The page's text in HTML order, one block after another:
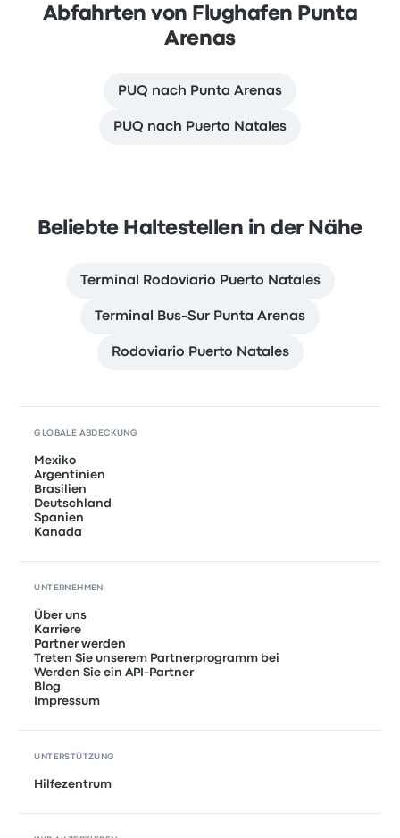
Abfahrten von Flughafen Punta
Arenas
PUQ nach Punta Arenas
PUQ nach Puerto Natales
Beliebte Haltestellen in der Nähe
Terminal Rodoviario Puerto Natales
Terminal Bus-Sur Punta Arenas
Rodoviario Puerto Natales
GLOBALE ABDECKUNG
Mexiko
Argentinien
Brasilien
Deutschland
Spanien
Kanada
UNTERNEHMEN
Über uns
Karriere
Partner werden
Treten Sie unserem Partnerprogramm bei
Werden Sie ein API-Partner
Blog
Impressum
UNTERSTÜTZUNG
Hilfezentrum